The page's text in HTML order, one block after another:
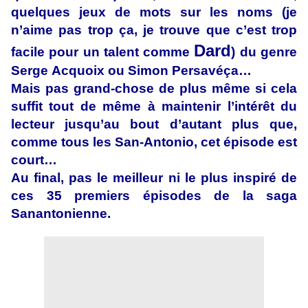
quelques jeux de mots sur les noms (je
n’aime pas trop ça, je trouve que c’est trop
facile pour un talent comme Dard) du genre
Serge Acquoix ou Simon Persavéça…
Mais pas grand-chose de plus même si cela
suffit tout de même à maintenir l’intérêt du
lecteur jusqu’au bout d’autant plus que,
comme tous les San-Antonio, cet épisode est
court…
Au final, pas le meilleur ni le plus inspiré de
ces 35 premiers épisodes de la saga
Sanantonienne.